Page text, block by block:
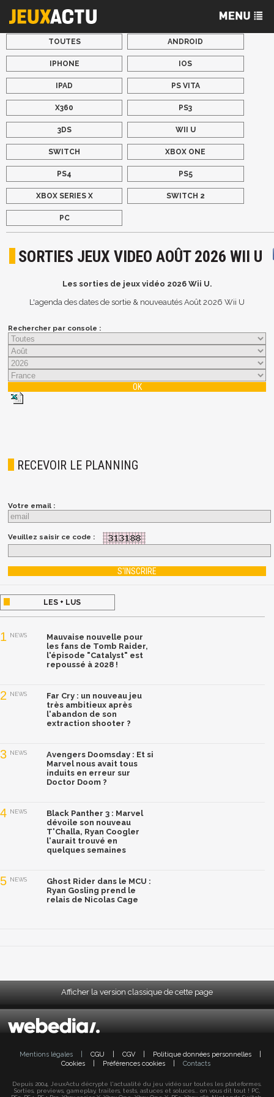
TOUTES ANDROID
IPHONE IOS
IPAD PS VITA
X360 PS3
3DS WII U
SWITCH XBOX ONE
PS4 PS5
XBOX SERIES X SWITCH 2
PC
SORTIES JEUX VIDEO AOÛT 2026 WII U
Les sorties de jeux vidéo 2026 Wii U.
L'agenda des dates de sortie & nouveautés Août 2026 Wii U
Rechercher par console :
RECEVOIR LE PLANNING
Votre email :
Veuillez saisir ce code :
LES + LUS
1 NEWS
Mauvaise nouvelle pour
les fans de Tomb Raider,
l'épisode "Catalyst" est
repoussé à 2028 !
2 NEWS
Far Cry : un nouveau jeu
très ambitieux après
l'abandon de son
extraction shooter ?
3 NEWS
Avengers Doomsday : Et si
Marvel nous avait tous
induits en erreur sur
Doctor Doom ?
4 NEWS
Black Panther 3 : Marvel
dévoile son nouveau
T'Challa, Ryan Coogler
l'aurait trouvé en
quelques semaines
5 NEWS
Ghost Rider dans le MCU :
Ryan Gosling prend le
relais de Nicolas Cage
Afficher la version classique de cette page
Mentions légales CGU CGV Politique données personnelles
Cookies
Préférences cookies Contacts
Depuis 2004, JeuxActu décrypte l'actualité du jeu vidéo sur toutes les plateformes.
Sorties, previews, gameplay, trailers, tests, astuces et soluces... on vous dit tout ! PC,